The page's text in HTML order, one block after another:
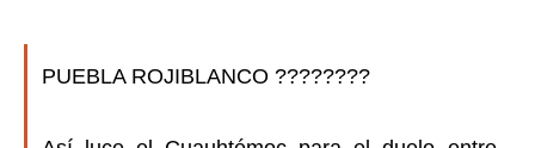
PUEBLA ROJIBLANCO ????????